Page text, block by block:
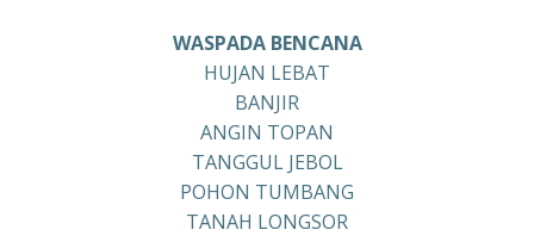
WASPADA BENCANA
HUJAN LEBAT
BANJIR
ANGIN TOPAN
TANGGUL JEBOL
POHON TUMBANG
TANAH LONGSOR